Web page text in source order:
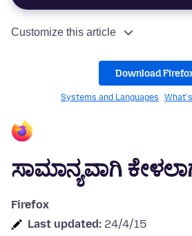
Customize this article
Download
Systems and Languages
ಸಾಮಾನ್ಯವಾಗಿ
Firefox
Last updated: 24/4/15